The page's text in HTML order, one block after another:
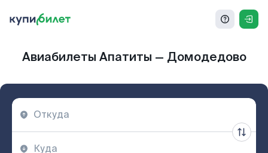
Авиабилеты Апатиты — Домодедово